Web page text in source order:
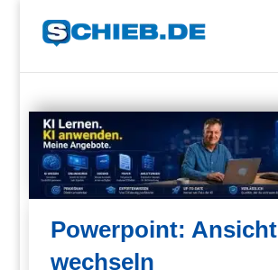
Powerpoint: Ansicht
wechseln